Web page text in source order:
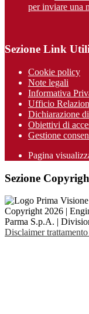
per inviare una
Sezione Link
Cookie policy
Note legali
Informativa
Ufficio
Dichiarazione
Obiettivi di
Gestione
Pagina
Sezione
Copyright 2026 |
Parma S.p.A. |
Disclaimer